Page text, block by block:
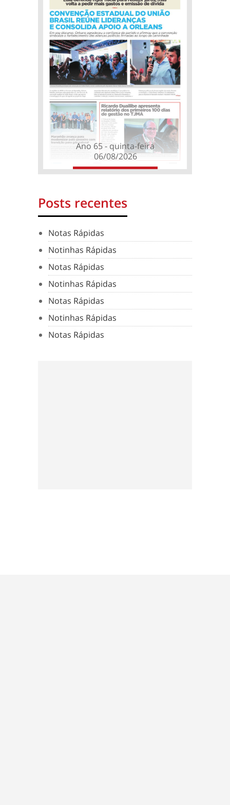
Ano 65 - quinta-feira
06/08/2026
Posts recentes
Notas Rápidas
Notinhas Rápidas
Notas Rápidas
Notinhas Rápidas
Notas Rápidas
Notinhas Rápidas
Notas Rápidas